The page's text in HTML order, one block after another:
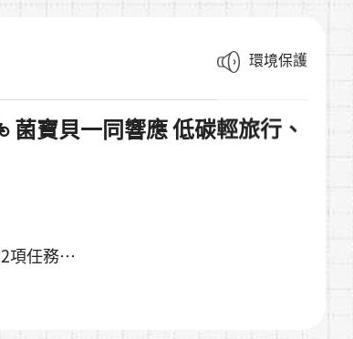
環境保護
寶貝一同響應 低碳輕旅行、
項任務